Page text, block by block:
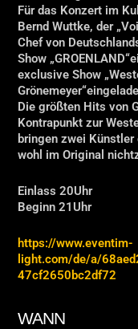
Für das Konzert im
Bernd Wuttke, der
Chef von
Show
exclusive Show
Die größten Hits von
Kontrapunkt zur
bringen zwei
wohl im Original
Einlass 20Uhr
Beginn 21Uhr
https://www.eventim-
light.com/de/a/
47cf2650bc2df72
WANN